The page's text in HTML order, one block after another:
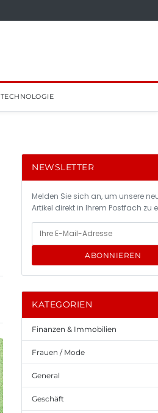
TECHNOLOGIE
NEWSLETTER
Melden Sie sich an, um unsere
Artikel direkt in Ihrem Postfach zu
ABONNIEREN
KATEGORIEN
Finanzen & Immobilien
Frauen / Mode
General
Geschäft